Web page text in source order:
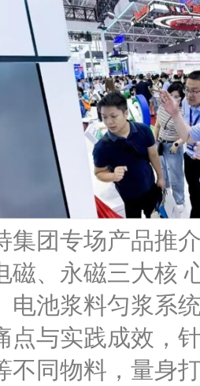
集团专场产品推
磁、永磁三大核
电池浆料匀浆系
点与实践成效，
不同物料，量身